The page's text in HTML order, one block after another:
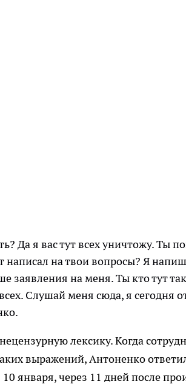
Да я вас тут всех уничтожу. Ты
написал на твои вопросы? Я
заявления на меня. Ты кто тут
Слушай меня сюда, я сегодня
лексику. Когда
выражений, Антоненко
января, через 11 дней после